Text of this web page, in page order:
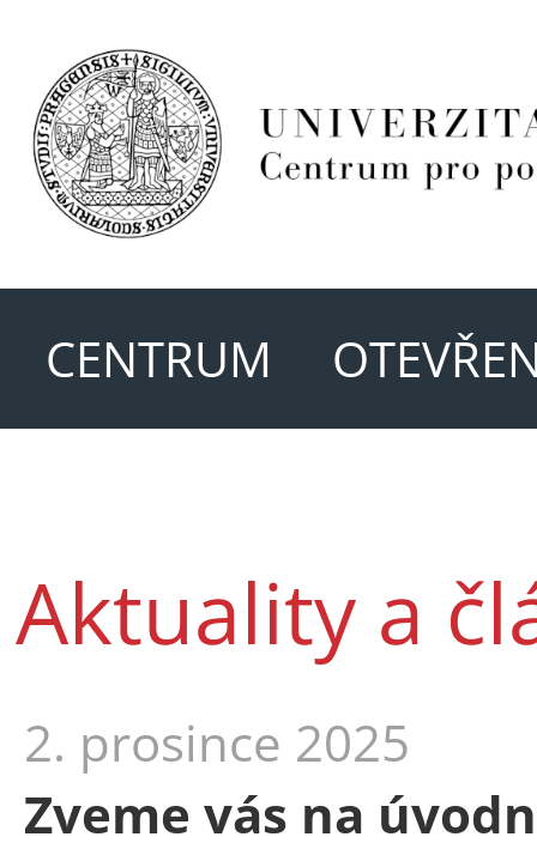
CENTRUM
Aktuality a
2. prosince 2025
Zveme vás na